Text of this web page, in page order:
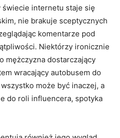
internetu staje się
nie brakuje sceptycznych
komentarze pod
Niektórzy ironicznie
mężczyzna dostarczający
wracający autobusem do
może być inaczej, a
do roli influencera, spotyka